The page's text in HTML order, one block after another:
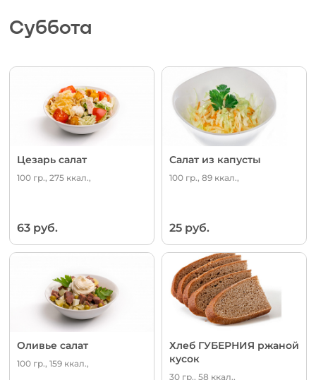
Суббота
Цезарь салат
100 гр., 275 ккал.,
63 руб.
Салат из капусты
100 гр., 89 ккал.,
25 руб.
Оливье салат
100 гр., 159 ккал.,
Хлеб ГУБЕРНИЯ ржаной
кусок
30 гр., 58 ккал.,